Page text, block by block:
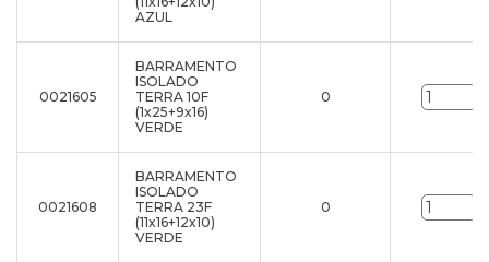
AZUL
0021605
BARRAMENTO
ISOLADO
TERRA 10F
(1x25+9x16)
VERDE
0
0021608
BARRAMENTO
ISOLADO
TERRA 23F
(11x16+12x10)
VERDE
0